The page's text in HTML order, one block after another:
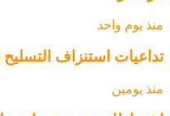
منذ يوم واحد
تداعيات استنزاف
منذ يومين